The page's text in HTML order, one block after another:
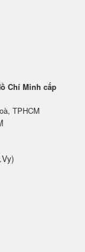
Chí Minh cấp
TPHCM